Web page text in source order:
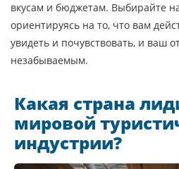
вкусам и бюджетам. Выбирайте
ориентируясь на то, что вам
увидеть и почувствовать, и ваш
незабываемым.
Какая страна
мировой
индустрии?